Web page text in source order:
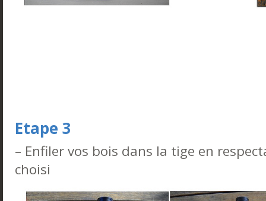
Etape 3
– Enfiler vos bois dans la tige en
choisi